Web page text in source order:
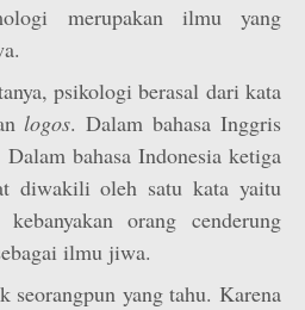
merupakan ilmu yang
psikologi berasal dari kata
logos. Dalam bahasa Inggris
Dalam bahasa Indonesia ketiga
diwakili oleh satu kata yaitu
orang cenderung
ilmu jiwa.
yang tahu. Karena